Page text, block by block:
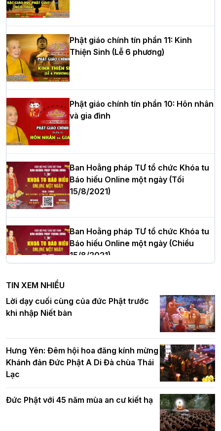
tư của Khóa sinh hoạt Phật pháp mùa
hè tại chùa Bằng
HT.Thích Thọ Lạc được suy cử làm tân
Trưởng BTS GHPGVN tỉnh Nghệ An
Hòa thượng Thích Quảng Tùng tái đắc
cử Trưởng BTS GHPGVN thành phố Hải
Phòng nhiệm kỳ 2026 – 2031
Thượng tọa Thích Tâm Chính được suy
cử tân Trưởng ban Trị sự GHPGVN tỉnh
Hà Nội: Tăng Ni Trường hạ Bồ Đề trang
nghiêm tác pháp Tiền an cư PL.2570 –
DL.2026
chúc mừng Phật đản BTS GHPGVN TP.
Hà Nội
Hơn 5.000 người tham dự diễu hành,
Phật giáo chính tín phần 11: Kinh
Thiện Sinh (Lễ 6 phương)
Phật giáo chính tín phần 10: Hôn nhân
và gia đình
Ban Hoằng pháp TƯ tổ chức Khóa tu
Báo hiếu Online một ngày (Tối
15/8/2021)
Ban Hoằng pháp TƯ tổ chức Khóa tu
Báo hiếu Online một ngày (Chiều
15/8/2021)
Ban Hoằng pháp TƯ tổ chức Khóa tu
Báo hiếu Online một ngày (Sáng
15/8/2021)
Tinh thần yêu nước của Phật giáo
TIN XEM NHIỀU
Lời dạy cuối cùng của đức Phật trước
khi nhập Niết bàn
Hưng Yên: Đêm hội hoa đăng kính mừng
Khánh đản Đức Phật A Di Đà chùa Thái
Lạc
Đức Phật với 45 năm mùa an cư kiết hạ